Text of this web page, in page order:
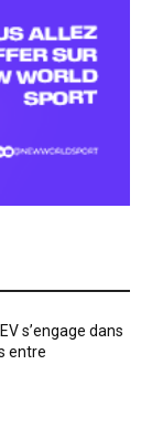
s’engage dans
entre